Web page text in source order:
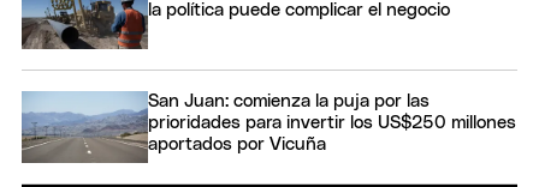
la política puede complicar el negocio
San Juan: comienza la puja por las
prioridades para invertir los US$250 millones
aportados por Vicuña